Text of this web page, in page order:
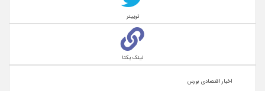
توییتر
لینک یکتا
اخبار اقتصادی بورس